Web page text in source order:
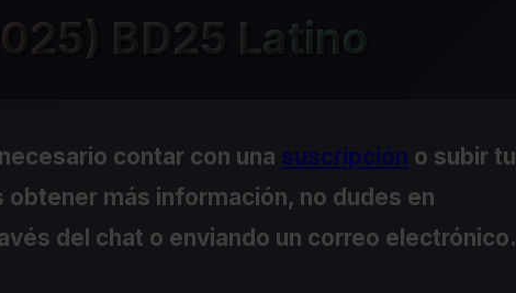
BD25 Latino
contar con una suscripción o subir tu
más información, no dudes en
del chat o enviando un correo electrónico.